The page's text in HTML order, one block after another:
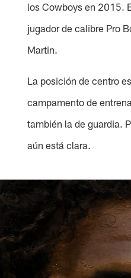
los Cowboys en 2015.
jugador de calibre Pro
Martin.
La posición de centro
campamento de
también la de guardia.
aún está clara.